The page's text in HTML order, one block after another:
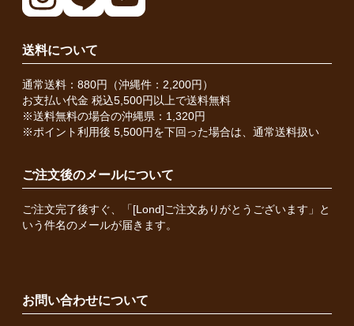
送料について
通常送料：880円（沖縄件：2,200円）
お支払い代金 税込5,500円以上で送料無料
※送料無料の場合の沖縄県：1,320円
※ポイント利用後 5,500円を下回った場合は、通常送料扱い
ご注文後のメールについて
ご注文完了後すぐ、「[Lond]ご注文ありがとうございます」と
いう件名のメールが届きます。
お問い合わせについて